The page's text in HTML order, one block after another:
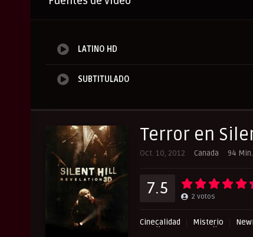
LATINO HD
SUBTITULADO
Terror en
Oct. 10, 2012 Canada 94 Min.
7.5 2 votos
Cinecalidad Misterio
Pelismart
RepelisHD.TV